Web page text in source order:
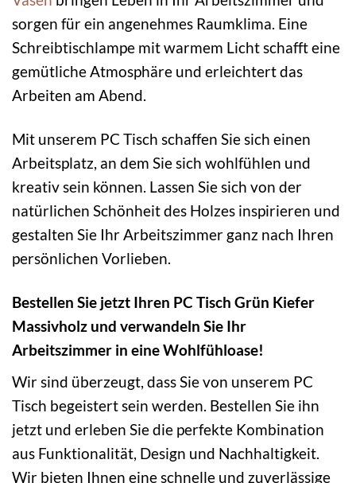
sorgen für ein angenehmes Raumklima. Eine
Schreibtischlampe mit warmem Licht schafft eine
gemütliche Atmosphäre und erleichtert das
Arbeiten am Abend.
Mit unserem PC Tisch schaffen Sie sich einen
Arbeitsplatz, an dem Sie sich wohlfühlen und
kreativ sein können. Lassen Sie sich von der
natürlichen Schönheit des Holzes inspirieren und
gestalten Sie Ihr Arbeitszimmer ganz nach Ihren
persönlichen Vorlieben.
Bestellen Sie jetzt Ihren PC Tisch Grün Kiefer
Massivholz und verwandeln Sie Ihr
Arbeitszimmer in eine Wohlfühloase!
Wir sind überzeugt, dass Sie von unserem PC
Tisch begeistert sein werden. Bestellen Sie ihn
jetzt und erleben Sie die perfekte Kombination
aus Funktionalität, Design und Nachhaltigkeit.
Wir bieten Ihnen eine schnelle und zuverlässige